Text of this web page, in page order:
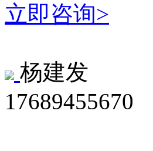
立即咨询>
杨建发
17689455670